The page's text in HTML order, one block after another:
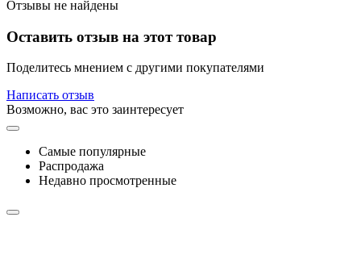
Отзывы не найдены
Оставить отзыв на этот товар
Поделитесь мнением с другими покупателями
Написать отзыв
Возможно, вас это заинтересует
Самые популярные
Распродажа
Недавно просмотренные